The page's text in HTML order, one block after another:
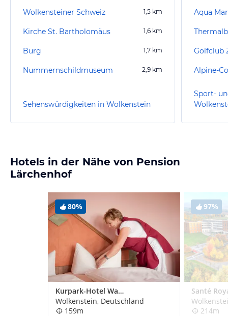
Wolkensteiner Schweiz 1,5 km
Kirche St. Bartholomäus 1,6 km
Burg 1,7 km
Nummernschildmuseum 2,9 km
Sehenswürdigkeiten in Wolkenstein
Aqua
Golfclub
Sport-
Hotels in der Nähe von Pension
Lärchenhof
80%
Kurpark-Hotel Warmbad (geschlossen)
Wolkenstein, Deutschland
159m
97%
214m